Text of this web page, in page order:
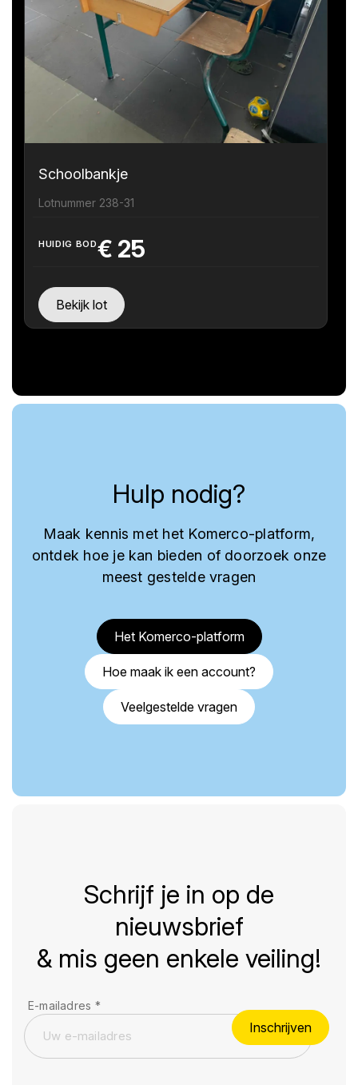
Schoolbankje
Lotnummer 238-31
HUIDIG BOD€ 25
Bekijk lot
Hulp nodig?
Maak kennis met het Komerco-platform,
ontdek hoe je kan bieden of doorzoek onze
meest gestelde vragen
Het Komerco-platform
Hoe maak ik een account?
Veelgestelde vragen
Schrijf je in op de
nieuwsbrief
& mis geen enkele veiling!
E-mailadres *
Inschrijven